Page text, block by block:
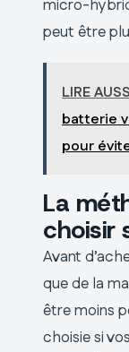
micro-
peut être
LIRE
batterie
pour
La
choisir
Avant
que de la
être moins
choisie si